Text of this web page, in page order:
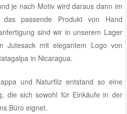
je nach Motiv wird daraus dann im
passende Produkt von Hand
sind wir in unserem Lager
Jutesack mit elegantem Logo von
in Nicaragua.
und Naturfilz entstand so eine
die sich sowohl für Einkäufe in der
Büro eignet.